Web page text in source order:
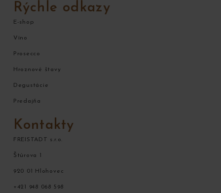
Rýchle odkazy
E-shop
Víno
Prosecco
Hroznové štavy
Degustácie
Predajňa
Kontakty
FREISTADT s.r.o.
Štúrova 1
920 01 Hlohovec
+421 948 068 598